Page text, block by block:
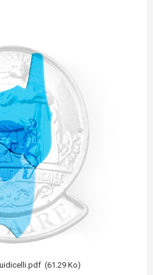
(61.29 Ko)